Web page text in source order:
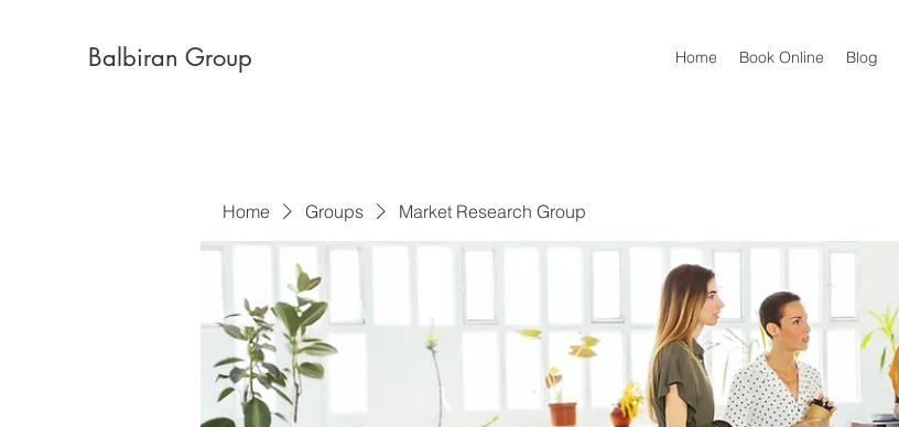
Balbiran Group Home Book Online Blog
Home Groups Market Research Group